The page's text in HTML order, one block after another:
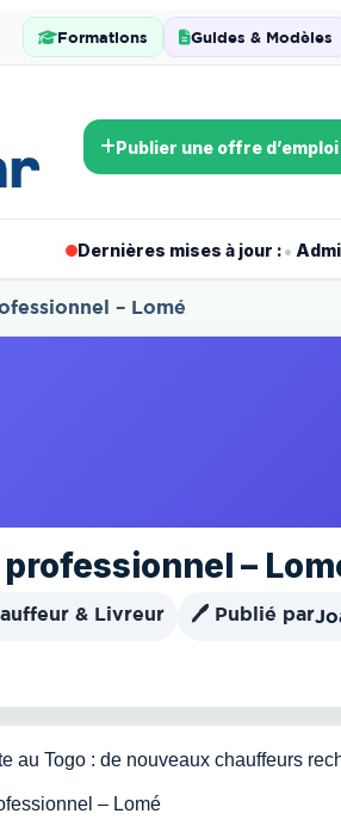
Formations Guides & Modèles
Publier une offre d’emploi
Dernières mises à jour :•
– Lomé
–
& Livreur 🖊️ Publié par
au Togo : de nouveaux chauffeurs
– Lomé